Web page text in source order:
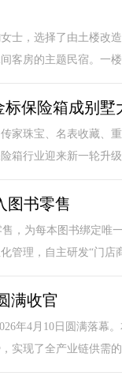
士，选择了由土楼改
客房的主题民宿。一
标保险箱成别墅
家珠宝、名表收藏
险箱行业迎来新一轮
图书零售
，为每本图书绑定
管理，自主研发“门店
满收官
年4月10日圆满落幕
实现了全产业链供需